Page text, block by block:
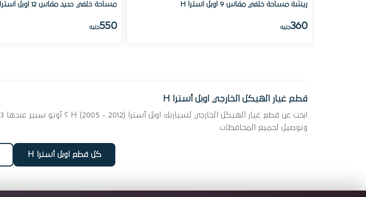
ريشة مساحة خلفي مقاس 9 اوبل استرا H
360جنيه
مساحة خلفي حديد مقاس 12 اوبل استرا G
550جنيه
قطع غيار الهيكل الخارجي اوبل أسترا H
وتوصيل لجميع المحافظات.
كل قطع اوبل أسترا H